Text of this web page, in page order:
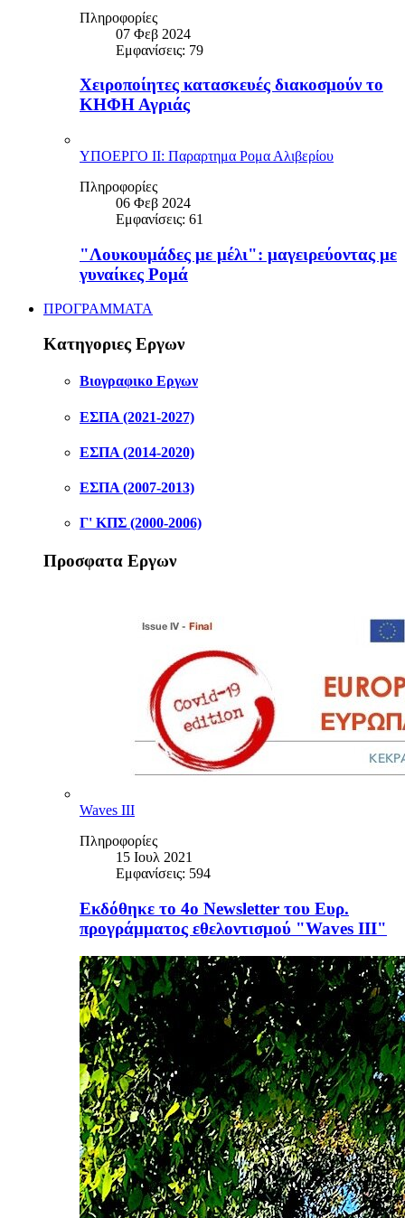
Πληροφορίες
07 Φεβ 2024
Εμφανίσεις: 79
Χειροποίητες κατασκευές διακοσμούν το
ΚΗΦΗ Αγριάς
ΥΠΟΕΡΓΟ ΙΙ: Παραρτημα Ρομα Αλιβερίου
Πληροφορίες
06 Φεβ 2024
Εμφανίσεις: 61
"Λουκουμάδες με μέλι": μαγειρεύοντας με
γυναίκες Ρομά
ΠΡΟΓΡΑΜΜΑΤΑ
Κατηγοριες Εργων
Βιογραφικο Εργων
ΕΣΠΑ (2021-2027)
ΕΣΠΑ (2014-2020)
ΕΣΠΑ (2007-2013)
Γ' ΚΠΣ (2000-2006)
Προσφατα Εργων
Waves III
Πληροφορίες
15 Ιουλ 2021
Εμφανίσεις: 594
Εκδόθηκε το 4ο Newsletter του Ευρ.
προγράμματος εθελοντισμού "Waves III"